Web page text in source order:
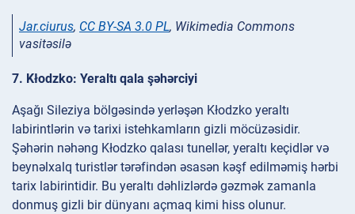
Jar.ciurus, CC BY-SA 3.0 PL, Wikimedia Commons
vasitəsilə
7. Kłodzko: Yeraltı qala şəhərciyi
Aşağı Sileziya bölgəsində yerləşən Kłodzko yeraltı
labirintlərin və tarixi istehkamların gizli möcüzəsidir.
Şəhərin nəhəng Kłodzko qalası tunellər, yeraltı keçidlər və
beynəlxalq turistlər tərəfindən əsasən kəşf edilməmiş hərbi
tarix labirintidir. Bu yeraltı dəhlizlərdə gəzmək zamanla
donmuş gizli bir dünyanı açmaq kimi hiss olunur.